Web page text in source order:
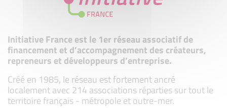
Initiative France est le 1er réseau associatif de
financement et d’accompagnement des créateurs,
repreneurs et développeurs d’entreprise.
Créé en 1985, le réseau est fortement ancré
localement avec 214 associations réparties sur tout le
territoire français - métropole et outre-mer.